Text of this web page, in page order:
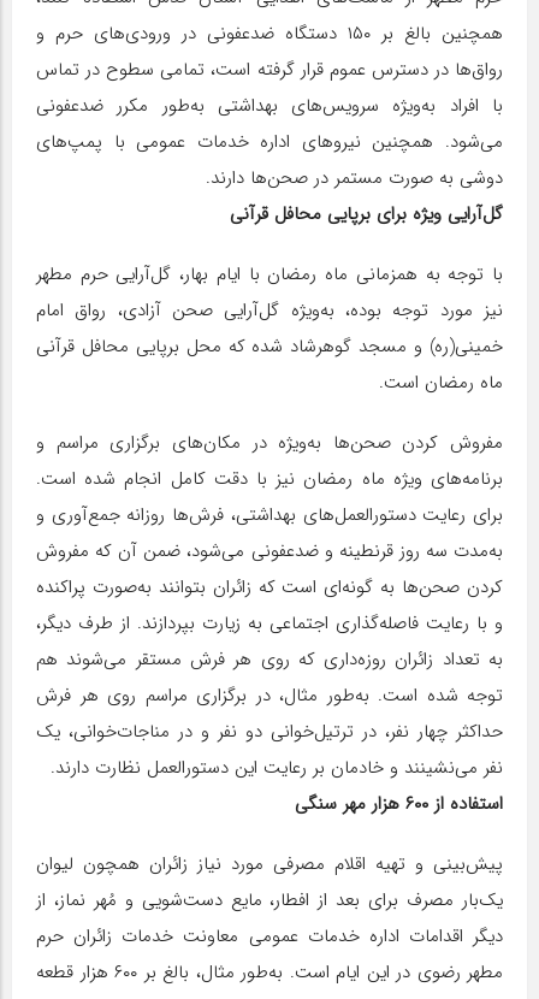
همچنین بالغ بر ۱۵۰ دستگاه ضدعفونی در ورودی‌های حرم و
رواق‌ها در دسترس عموم قرار گرفته است، تمامی سطوح در تماس
با افراد به‌ویژه سرویس‌های بهداشتی به‌طور مکرر ضدعفونی
می‌شود. همچنین نیروهای اداره خدمات عمومی با پمپ‌های
دوشی به صورت مستمر در صحن‌ها دارند.
گل‌آرایی ویژه برای برپایی محافل قرآنی
با توجه به همزمانی ماه رمضان با ایام بهار، گل‌آرایی حرم مطهر
نیز مورد توجه بوده، به‌ویژه گل‌آرایی صحن آزادی، رواق امام
خمینی(ره) و مسجد گوهرشاد شده که محل برپایی محافل قرآنی
ماه رمضان است.
مفروش کردن صحن‌ها به‌ویژه در مکان‌های برگزاری مراسم‌ و
برنامه‌های ویژه ماه‌ رمضان نیز با دقت کامل انجام شده است.
برای رعایت دستورالعمل‌های بهداشتی، فرش‌ها روزانه جمع‌آوری و
به‌مدت سه روز قرنطینه و ضدعفونی می‌شود، ضمن آن که مفروش
کردن صحن‌ها به گونه‌ای است که زائران بتوانند به‌صورت پراکنده
و با رعایت فاصله‌گذاری اجتماعی به زیارت بپردازند. از طرف دیگر،
به تعداد زائران روزه‌داری که روی هر فرش مستقر می‌شوند هم
توجه شده است. به‌طور مثال، در برگزاری مراسم‌ روی هر فرش
حداکثر چهار نفر، در ترتیل‌خوانی دو نفر و در مناجات‌‌‌خوانی، یک
نفر می‌نشینند و خادمان بر رعایت این دستورالعمل نظارت دارند.
استفاده از ۶۰۰ هزار مهر سنگی
پیش‌بینی و تهیه اقلام مصرفی مورد نیاز زائران همچون لیوان
یک‌بار مصرف برای بعد از افطار، مایع دست‌شویی و مُهر نماز، از
دیگر اقدامات اداره خدمات عمومی معاونت خدمات زائران حرم
مطهر رضوی در این ایام است. به‌طور مثال، بالغ بر ۶۰۰ هزار قطعه